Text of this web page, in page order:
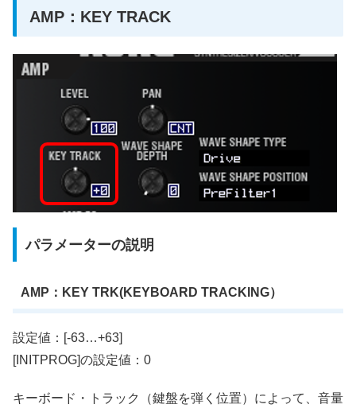
AMP：KEY TRACK
パラメーターの説明
AMP：KEY TRK(KEYBOARD TRACKING）
設定値：[-63…+63]
[INITPROG]の設定値：0
キーボード・トラック（鍵盤を弾く位置）によって、音量